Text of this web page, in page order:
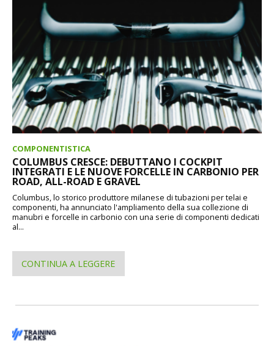
COMPONENTISTICA
COLUMBUS CRESCE: DEBUTTANO I COCKPIT
INTEGRATI E LE NUOVE FORCELLE IN CARBONIO PER
ROAD, ALL-ROAD E GRAVEL
Columbus, lo storico produttore milanese di tubazioni per telai e
componenti, ha annunciato l'ampliamento della sua collezione di
manubri e forcelle in carbonio con una serie di componenti dedicati
al...
CONTINUA A LEGGERE